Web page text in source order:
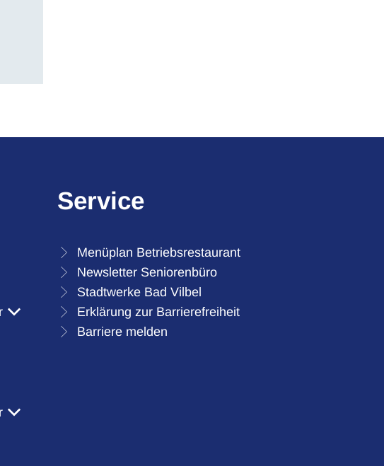
auszublenden
auszublenden
Service
Menüplan Betriebsrestaurant
Newsletter Seniorenbüro
Stadtwerke Bad Vilbel
Erklärung zur Barrierefreiheit
Barriere melden